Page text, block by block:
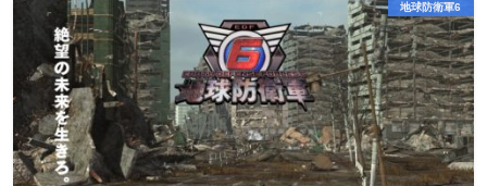
地球防衛軍6